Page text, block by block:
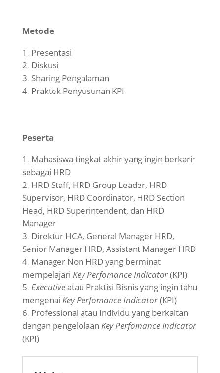
Metode
Presentasi
Diskusi
Sharing Pengalaman
Praktek Penyusunan KPI
Peserta
Mahasiswa tingkat akhir yang ingin berkarir
sebagai HRD
HRD Staff, HRD Group Leader, HRD
Supervisor, HRD Coordinator, HRD Section
Head, HRD Superintendent, dan HRD
Manager
Direktur HCA, General Manager HRD,
Senior Manager HRD, Assistant Manager HRD
Manager Non HRD yang berminat
mempelajari Key Perfomance Indicator(KPI)
Executiveatau Praktisi Bisnis yang ingin tahu
mengenai Key Perfomance Indicator(KPI)
Professional atau Individu yang berkaitan
dengan pengelolaan Key Perfomance Indicator
(KPI)